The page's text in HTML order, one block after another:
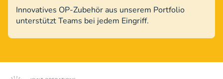
Innovatives OP-Zubehör aus unserem Portfolio
unterstützt Teams bei jedem Eingriff.